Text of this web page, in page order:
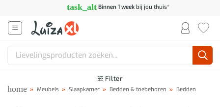
inhoud
task_alt Binnen 1 weekbij jou thuis*
Zoeken
Filter
home » Meubels » Slaapkamer » Bedden & toebehoren » Bedden